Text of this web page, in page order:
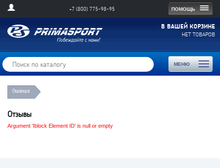
ПОМОЩЬ
+7 (800) 775-98-95
В ВАШЕЙ КОРЗИНЕ
НЕТ ТОВАРОВ
МЕНЮ
Toggle
Главная
Отзывы
Argument 'Iblock Element ID' is null or empty